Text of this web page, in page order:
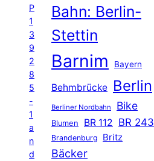
P
1
3
9
2
8
5
-
1
a
n
d
Bahn: Berlin-
Stettin
Barnim Bayern
Behmbrücke Berlin
Berliner Nordbahn Bike
Blumen BR 112 BR 243
Brandenburg Britz
Bäcker